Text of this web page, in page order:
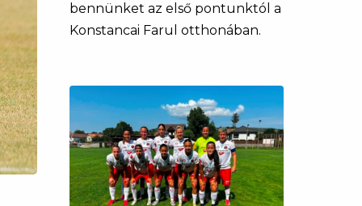
bennünket az első pontunktól a
Konstancai Farul otthonában.